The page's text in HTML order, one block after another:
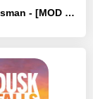
Main Craftsman - [MOD Бесконечные деньги]